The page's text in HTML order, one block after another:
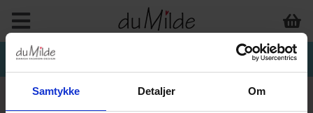
Samtykke Detaljer Om